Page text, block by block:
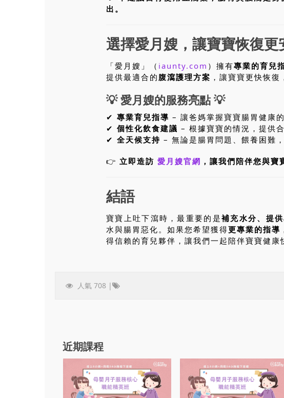
出。
選擇愛月嫂，讓寶寶恢復更
「愛月嫂」（ iaunty.com ）擁有專業的育兒
提供最適合的 腹瀉護理方案 ，讓寶寶更快恢復
💡 愛月嫂的服務亮點 💡
✔ 專業育兒指導 – 讓爸媽掌握寶寶腸胃健康
✔ 個性化飲食建議 – 根據寶寶的情況，提供
✔ 全天候支持 – 無論是腸胃問題、餵養困難
👉 立即造訪 愛月嫂官網 ，讓我們陪伴您與寶
結語
寶寶上吐下瀉時，最重要的是補充水分、提
水與腸胃惡化。如果您希望獲得更專業的指導
得信賴的育兒夥伴，讓我們一起陪伴寶寶健康
人氣 708 |
近期課程